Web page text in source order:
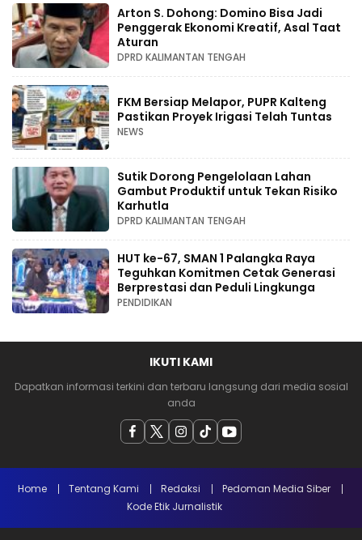
Arton S. Dohong: Domino Bisa Jadi
Penggerak Ekonomi Kreatif, Asal Taat
Aturan
DPRD KALIMANTAN TENGAH
FKM Bersiap Melapor, PUPR Kalteng
Pastikan Proyek Irigasi Telah Tuntas
NEWS
Sutik Dorong Pengelolaan Lahan
Gambut Produktif untuk Tekan Risiko
Karhutla
DPRD KALIMANTAN TENGAH
HUT ke-67, SMAN 1 Palangka Raya
Teguhkan Komitmen Cetak Generasi
Berprestasi dan Peduli Lingkunga
PENDIDIKAN
IKUTI KAMI
Dapatkan informasi terkini dan terbaru langsung dari media sosial
anda
Home Tentang Kami Redaksi
Pedoman Media Siber
Kode Etik Jurnalistik